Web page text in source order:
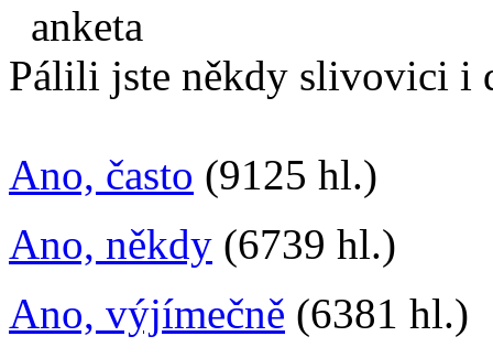
anketa
Pálili jste někdy slivovici i
Ano, často (9125 hl.)
Ano, někdy (6739 hl.)
Ano, výjímečně (6381 hl.)